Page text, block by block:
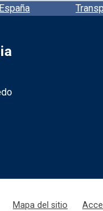
Mapa del sitio